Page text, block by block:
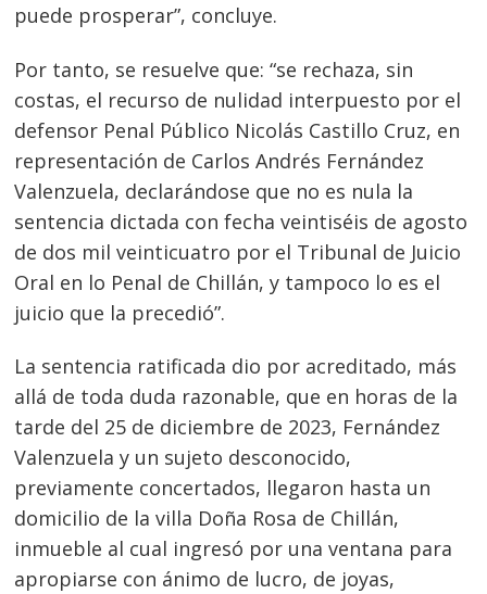
puede prosperar”, concluye.
Por tanto, se resuelve que: “se rechaza, sin
costas, el recurso de nulidad interpuesto por el
defensor Penal Público Nicolás Castillo Cruz, en
representación de Carlos Andrés Fernández
Valenzuela, declarándose que no es nula la
sentencia dictada con fecha veintiséis de agosto
de dos mil veinticuatro por el Tribunal de Juicio
Oral en lo Penal de Chillán, y tampoco lo es el
juicio que la precedió”.
La sentencia ratificada dio por acreditado, más
allá de toda duda razonable, que en horas de la
tarde del 25 de diciembre de 2023, Fernández
Valenzuela y un sujeto desconocido,
previamente concertados, llegaron hasta un
domicilio de la villa Doña Rosa de Chillán,
inmueble al cual ingresó por una ventana para
apropiarse con ánimo de lucro, de joyas,